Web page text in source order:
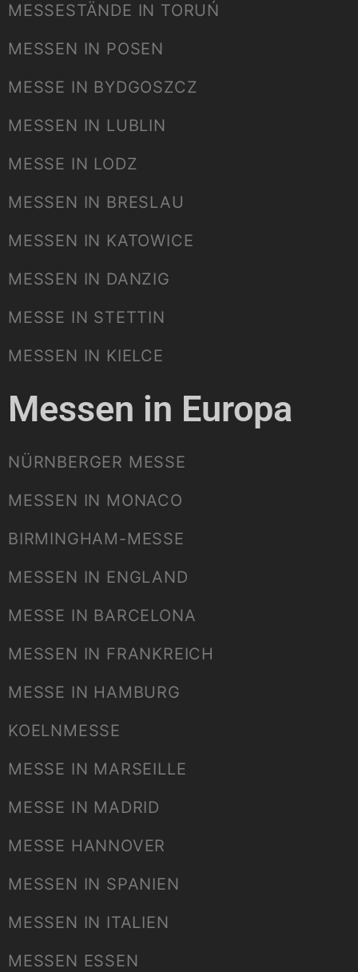
MESSESTÄNDE IN TORUŃ
MESSEN IN POSEN
MESSE IN BYDGOSZCZ
MESSEN IN LUBLIN
MESSE IN LODZ
MESSEN IN BRESLAU
MESSEN IN KATOWICE
MESSEN IN DANZIG
MESSE IN STETTIN
MESSEN IN KIELCE
Messen in Europa
NÜRNBERGER MESSE
MESSEN IN MONACO
BIRMINGHAM-MESSE
MESSEN IN ENGLAND
MESSE IN BARCELONA
MESSEN IN FRANKREICH
MESSE IN HAMBURG
KOELNMESSE
MESSE IN MARSEILLE
MESSE IN MADRID
MESSE HANNOVER
MESSEN IN SPANIEN
MESSEN IN ITALIEN
MESSEN ESSEN